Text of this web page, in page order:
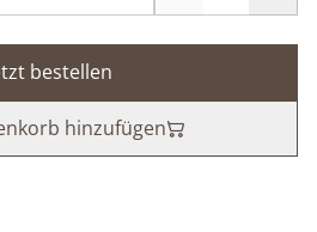
bestellen
hinzufügen